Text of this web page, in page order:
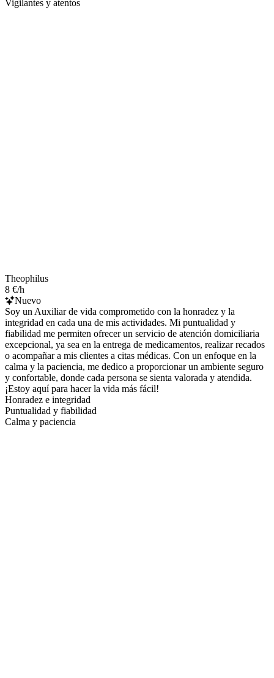
Vigilantes y atentos
Theophilus
8 €/h
Nuevo
Soy un Auxiliar de vida comprometido con la honradez y la
integridad en cada una de mis actividades. Mi puntualidad y
fiabilidad me permiten ofrecer un servicio de atención domiciliaria
excepcional, ya sea en la entrega de medicamentos, realizar recados
o acompañar a mis clientes a citas médicas. Con un enfoque en la
calma y la paciencia, me dedico a proporcionar un ambiente seguro
y confortable, donde cada persona se sienta valorada y atendida.
¡Estoy aquí para hacer la vida más fácil!
Honradez e integridad
Puntualidad y fiabilidad
Calma y paciencia